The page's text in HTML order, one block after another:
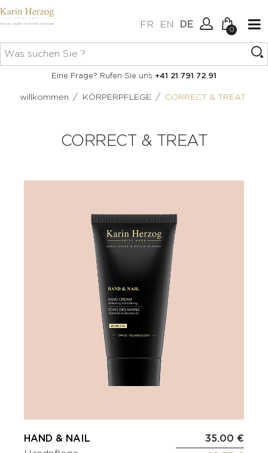
FR EN DE
Verbindung
0
Keine Artikel im Warenkorb.
Eine Frage? Rufen Sie uns +41 21 791 72 91
willkommen / KÖRPERPFLEGE / CORRECT & TREAT
CORRECT & TREAT
HAND & NAIL
35.00 €